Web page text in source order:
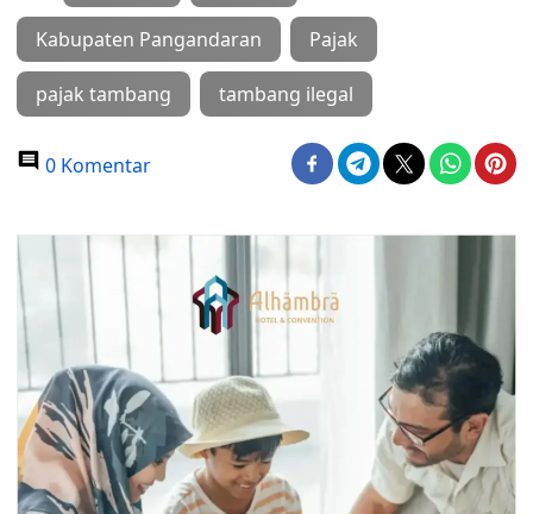
Kabupaten Pangandaran Pajak
pajak tambang tambang ilegal
0 Komentar